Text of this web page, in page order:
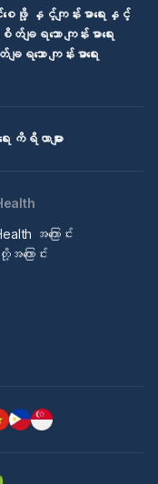
ေဖို့ နှင့်ကျန်းမာရေးနှင့်
ရသော ကျန်းမာရေး
သော ကျန်းမာရေး
း ကိရိယာများ
အကြောင်း
ကြောင်း